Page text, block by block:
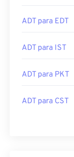
ADT para EDT
ADT para IST
ADT para PKT
ADT para CST